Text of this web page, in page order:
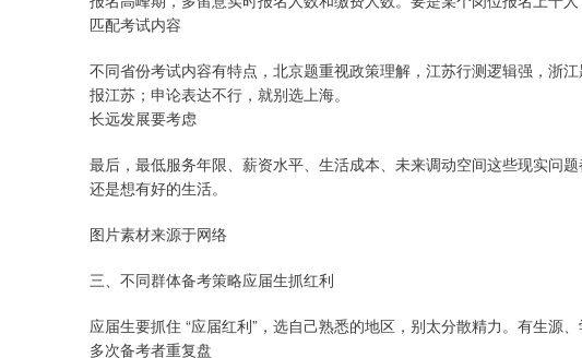
匹配考试内容
不同省份考试内容有特点，北京题重视政策理解，江苏行测逻辑强，浙
报江苏；申论表达不行，就别选上海。
长远发展要考虑
最后，最低服务年限、薪资水平、生活成本、未来调动空间这些现实问
还是想有好的生活。
图片素材来源于网络
三、不同群体备考策略应届生抓红利
应届生要抓住 “应届红利”，选自己熟悉的地区，别太分散精力。有生源
多次备考者重复盘